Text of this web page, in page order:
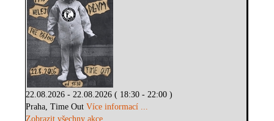
22.08.2026 - 22.08.2026 ( 18:30 - 22:00 )
Praha, Time OutVíce informací ...
Zobrazit všechny akce